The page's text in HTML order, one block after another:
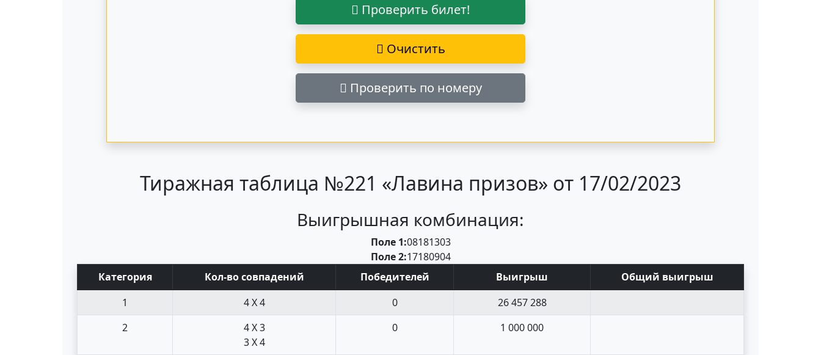
Проверить билет!
Очистить
Проверить по номеру
Тиражная таблица №221 «Лавина призов» от 17/02/2023
Выигрышная комбинация:
Поле 1:08181303
Поле 2:17180904
Категория Кол-во совпадений Победителей Выигрыш
Общий выигрыш
1
4 X 4 0
26 457 288
2
4 X 3
3 X 4
0 1 000 000